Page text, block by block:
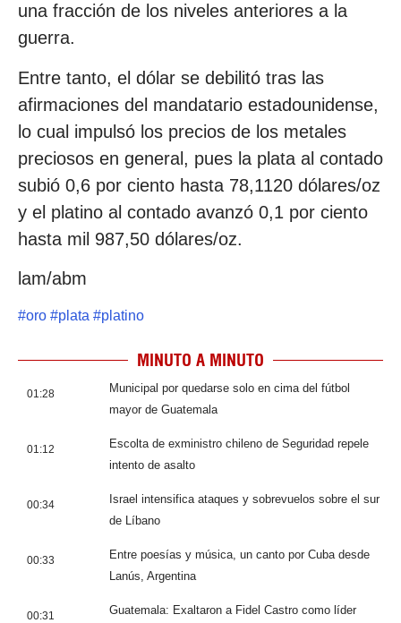
una fracción de los niveles anteriores a la
guerra.
Entre tanto, el dólar se debilitó tras las
afirmaciones del mandatario estadounidense,
lo cual impulsó los precios de los metales
preciosos en general, pues la plata al contado
subió 0,6 por ciento hasta 78,1120 dólares/oz
y el platino al contado avanzó 0,1 por ciento
hasta mil 987,50 dólares/oz.
lam/abm
#oro #plata #platino
MINUTO A MINUTO
01:28
Municipal por quedarse solo en cima del fútbol
mayor de Guatemala
01:12
Escolta de exministro chileno de Seguridad repele
intento de asalto
00:34
Israel intensifica ataques y sobrevuelos sobre el sur
de Líbano
00:33
Entre poesías y música, un canto por Cuba desde
Lanús, Argentina
00:31
Guatemala: Exaltaron a Fidel Castro como líder